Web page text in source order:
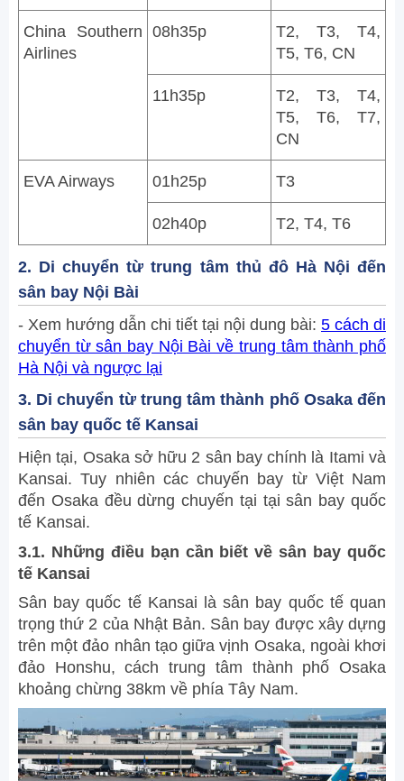
China Southern
Airlines
08h35p
T2, T3, T4,
T5, T6, CN
11h35p
T2, T3, T4,
T5, T6, T7,
CN
EVA Airways 01h25p T3
02h40p T2, T4, T6
2. Di chuyển từ trung tâm thủ đô Hà Nội đến
sân bay Nội Bài
- Xem hướng dẫn chi tiết tại nội dung bài: 5 cách di
chuyển từ sân bay Nội Bài về trung tâm thành phố
Hà Nội và ngược lại
3. Di chuyển từ trung tâm thành phố Osaka đến
sân bay quốc tế Kansai
Hiện tại, Osaka sở hữu 2 sân bay chính là Itami và
Kansai. Tuy nhiên các chuyến bay từ Việt Nam
đến Osaka đều dừng chuyến tại tại sân bay quốc
tế Kansai.
3.1. Những điều bạn cần biết về sân bay quốc
tế Kansai
Sân bay quốc tế Kansai là sân bay quốc tế quan
trọng thứ 2 của Nhật Bản. Sân bay được xây dựng
trên một đảo nhân tạo giữa vịnh Osaka, ngoài khơi
đảo Honshu, cách trung tâm thành phố Osaka
khoảng chừng 38km về phía Tây Nam.